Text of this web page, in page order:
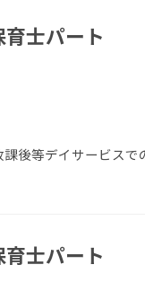
士パート
後等デイサービス
士パート